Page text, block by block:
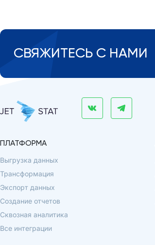
СВЯЖИТЕСЬ С НАМИ
ПЛАТФОРМА
Выгрузка данных
Трансформация
Экспорт данных
Создание отчетов
Сквозная аналитика
Все интеграции